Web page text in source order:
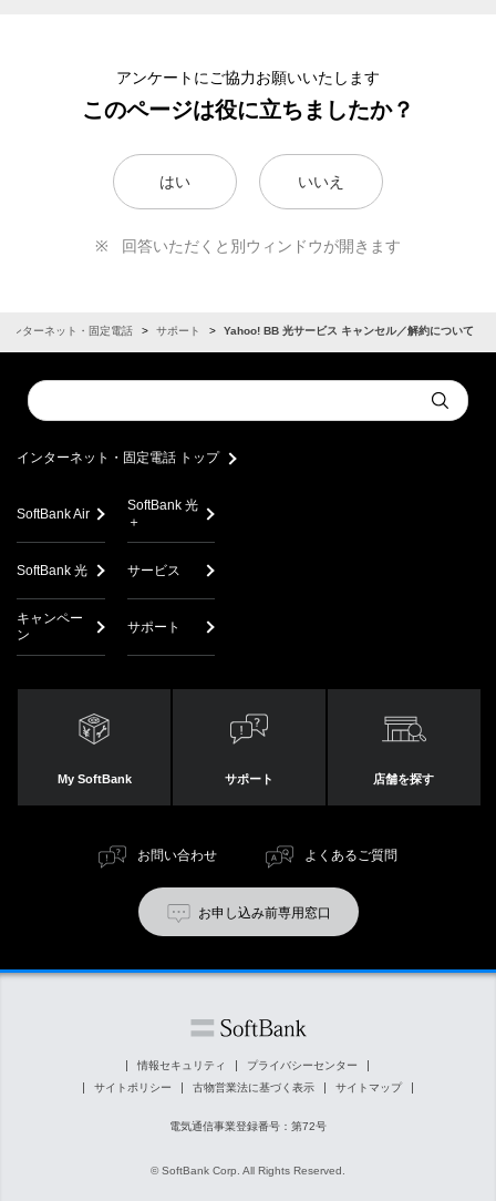
アンケートにご協力お願いいたします
このページは役に立ちましたか？
はい いいえ
回答いただくと別ウィンドウが開きます
インターネット・固定電話 サポート Yahoo! BB 光サービス キャンセル／解約について
Conduct
a
Submit
インターネット・固定電話 トップ
SoftBank Air
SoftBank 光
＋
SoftBank 光 サービス
キャンペー
ン
サポート
My SoftBank サポート 店舗を探す
お問い合わせ よくあるご質問
お申し込み前専用窓口
情報セキュリティ
プライバシーセンター
サイトポリシー
古物営業法に基づく表示 サイトマップ
電気通信事業登録番号：第72号
© SoftBank Corp. All Rights Reserved.